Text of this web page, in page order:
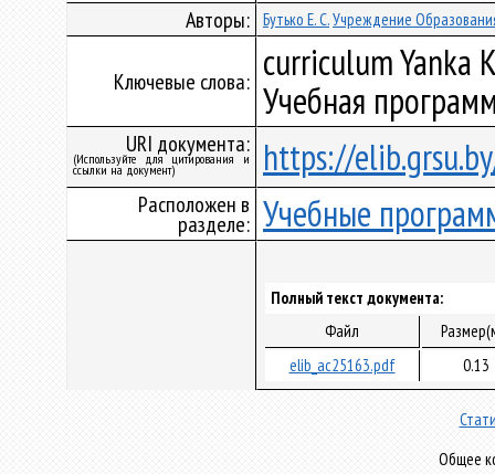
Авторы: Бутько Е. С.Учреждение
Ключевые слова: curriculum Yanka
Учебная
URI документа:
(Используйте для цитирования и
ссылки на документ) https://
Расположен в
разделе: Учебные
Полный текст документа:
Файл
elib_ac25163.pdf
0.13
Общее